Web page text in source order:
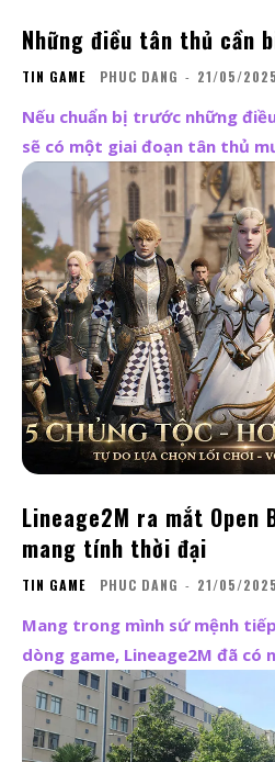
Những điều tân thủ cần
TIN GAME PHUC DANG - 21/05/2025
Nếu chuẩn bị trước những
sẽ có một giai đoạn tân thủ
Lineage2M ra mắt Open
mang tính thời đại
TIN GAME PHUC DANG - 21/05/2025
Mang trong mình sứ mệnh
dòng game, Lineage2M đã có